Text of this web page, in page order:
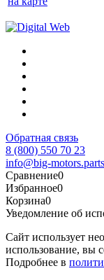
Обратная связь
8 (800) 550 70 23
info@big-motors.parts
Сравнение0
Избранное0
Корзина0
Уведомление об
Сайт использует
использование, вы
Подробнее в